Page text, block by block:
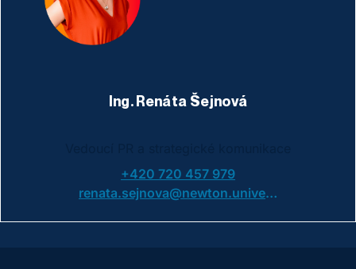
Ing. Renáta Šejnová
+420 720 457 979
renata.sejnova@newton.university